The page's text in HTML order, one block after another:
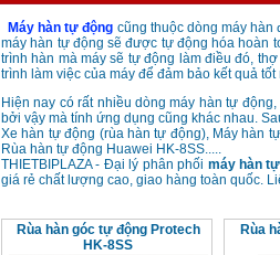
Máy hàn tự động cũng thuộc dòng máy hàn
máy hàn tự động sẽ được tự động hóa hoàn
trình hàn mà máy sẽ tự động làm điều đó,
trình làm việc của máy để đảm bảo kết quả
Hiện nay có rất nhiều dòng máy hàn tự
bởi vậy mà tính ứng dụng cũng khác nhau.
Xe hàn tự động (rùa hàn tự động), Máy hàn
Rùa hàn tự động Huawei HK-8SS.....
THIETBIPLAZA - Đại lý phân phối máy hàn
giá rẻ chất lượng cao, giao hàng toàn quốc.
Rùa hàn góc tự động Protech
HK-8SS
Rùa